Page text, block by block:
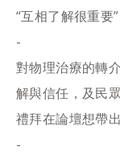
“互相了解很重要”
-
對物理治療的轉
解與信任，及民
禮拜在論壇想帶
-